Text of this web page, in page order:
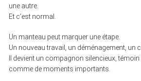
une autre.
Et c’est normal.
Un manteau peut marquer une étape.
Un nouveau travail, un déménagement, un
Il devient un compagnon silencieux,
comme de moments importants.